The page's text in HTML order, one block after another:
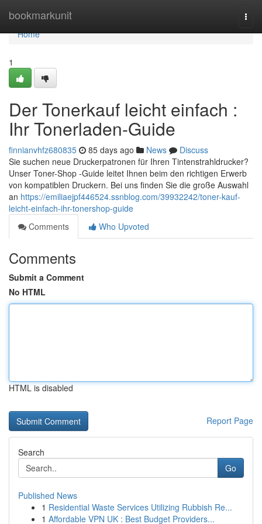
bookmarkunit
Home
Home
1
Der Tonerkauf leicht einfach :
Ihr Tonerladen-Guide
finnianvhfz680835 85 days ago News
Discuss
Sie suchen neue Druckerpatronen für Ihren Tintenstrahldrucker?
Unser Toner-Shop -Guide leitet Ihnen beim den richtigen Erwerb
von kompatiblen Druckern. Bei uns finden Sie die große Auswahl
an https://emiliaejpf446524.ssnblog.com/39932242/toner-kauf-
leicht-einfach-ihr-tonershop-guide
Comments
Who Upvoted
Comments
Submit a Comment
No HTML
HTML is disabled
Report Page
Search
Go
Published News
1 Residential Waste Services Utilizing Rubbish Re...
1 Affordable VPN UK : Best Budget Providers...